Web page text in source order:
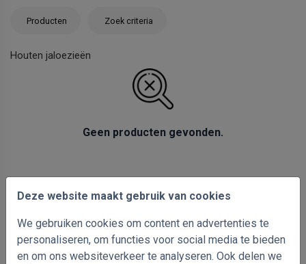
Deze website maakt gebruik van cookies
We gebruiken cookies om content en advertenties te
personaliseren, om functies voor social media te bieden
en om ons websiteverkeer te analyseren. Ook delen we
Producten Zoek criteria
Houten jaloezieën
Geen producten gevonden.